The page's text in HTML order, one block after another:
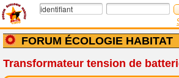
FORUM ÉCOLOGIE HABITAT
Transformateur tension de